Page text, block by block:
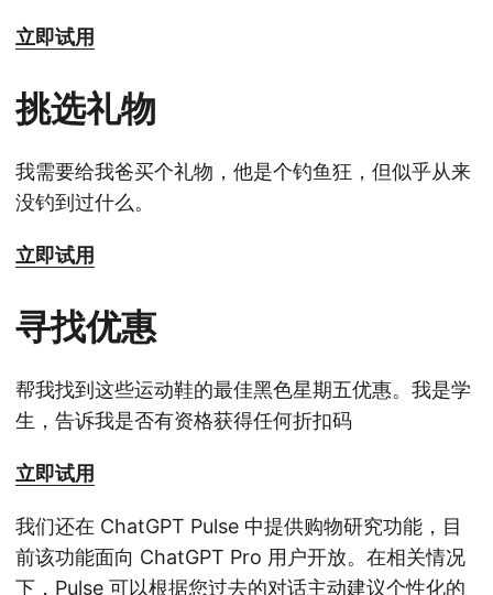
立即试用
挑选礼物
我需要给我爸买个礼物，他是个钓鱼狂，但似乎从来
没钓到过什么。
立即试用
寻找优惠
帮我找到这些运动鞋的最佳黑色星期五优惠。我是学
生，告诉我是否有资格获得任何折扣码
立即试用
我们还在 ChatGPT Pulse 中提供购物研究功能，目
前该功能面向 ChatGPT Pro 用户开放。在相关情况
下，Pulse 可以根据您过去的对话主动建议个性化的